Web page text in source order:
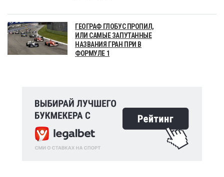
ГЕОГРАФ ГЛОБУС ПРОПИЛ,
ИЛИ САМЫЕ ЗАПУТАННЫЕ
НАЗВАНИЯ ГРАН ПРИ В
ФОРМУЛЕ 1